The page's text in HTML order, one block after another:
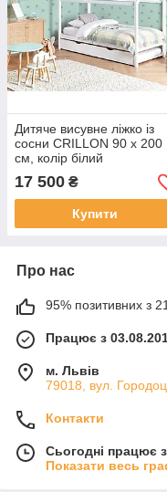
Дитяче висувне ліжко із
сосни CRILLON 90 x 200
см, колір білий
17 500 ₴
Купити
Про нас
95% позитивних з 21
Працює з
м. Львів
79018, вул.
Контакти
Сьогодні працює
Показати весь